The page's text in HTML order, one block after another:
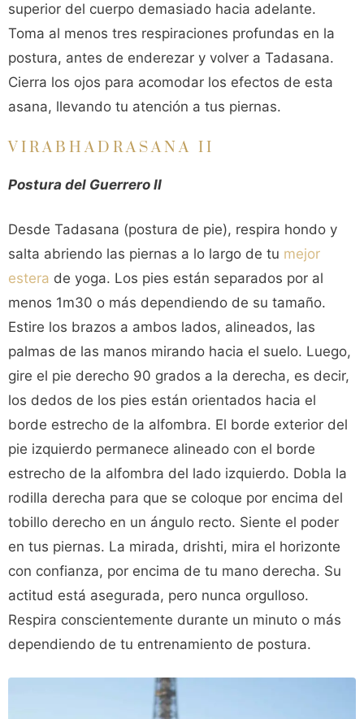
superior del cuerpo demasiado hacia adelante.
Toma al menos tres respiraciones profundas en la
postura, antes de enderezar y volver a Tadasana.
Cierra los ojos para acomodar los efectos de esta
asana, llevando tu atención a tus piernas.
VIRABHADRASANA II
Postura del Guerrero II
Desde Tadasana (postura de pie), respira hondo y
salta abriendo las piernas a lo largo de tu mejor
estera de yoga. Los pies están separados por al
menos 1m30 o más dependiendo de su tamaño.
Estire los brazos a ambos lados, alineados, las
palmas de las manos mirando hacia el suelo. Luego,
gire el pie derecho 90 grados a la derecha, es decir,
los dedos de los pies están orientados hacia el
borde estrecho de la alfombra. El borde exterior del
pie izquierdo permanece alineado con el borde
estrecho de la alfombra del lado izquierdo. Dobla la
rodilla derecha para que se coloque por encima del
tobillo derecho en un ángulo recto. Siente el poder
en tus piernas. La mirada, drishti, mira el horizonte
con confianza, por encima de tu mano derecha. Su
actitud está asegurada, pero nunca orgulloso.
Respira conscientemente durante un minuto o más
dependiendo de tu entrenamiento de postura.